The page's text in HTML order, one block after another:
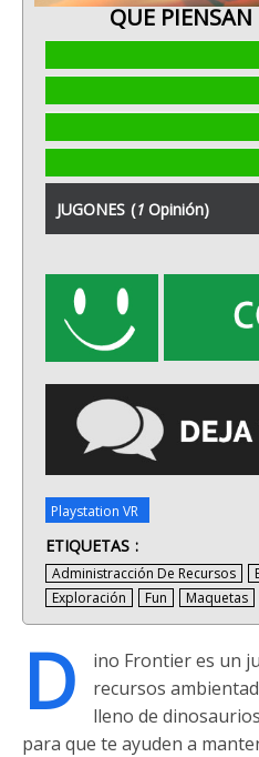
QUE PIENSAN
JUGONES (1 Opinión)
Playstation VR
ETIQUETAS
Administracción De Recursos
Exploración
Fun Maquetas
D
ino Frontier es un
recursos
lleno de
para que te ayuden a